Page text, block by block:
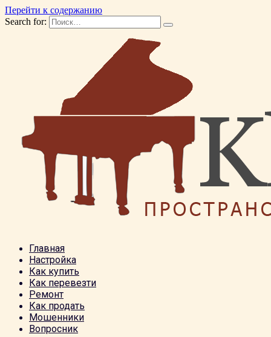
Перейти к содержанию
Search for:
Главная
Настройка
Как купить
Как перевезти
Ремонт
Как продать
Мошенники
Вопросник